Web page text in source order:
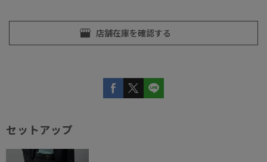
セットアップ